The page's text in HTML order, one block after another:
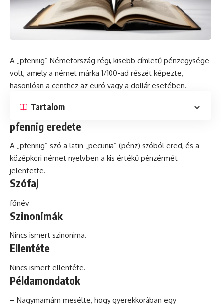
A „pfennig” Németország régi, kisebb címletű pénzegysége
volt, amely a német márka 1/100-ad részét képezte,
hasonlóan a centhez az euró vagy a dollár esetében.
Tartalom
pfennig eredete
A „pfennig” szó a latin „pecunia” (pénz) szóból ered, és a
középkori német nyelvben a kis értékű pénzérmét
jelentette.
Szófaj
főnév
Szinonimák
Nincs ismert szinonima.
Ellentéte
Nincs ismert ellentéte.
Példamondatok
– Nagymamám mesélte, hogy gyerekkorában egy